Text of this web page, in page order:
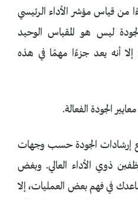
من قياس مؤشر الأداء الرئيسي
ليس هو المقياس الوحيد
إلا أنه يعد جزءًا مهمًا في هذه
الجودة الفعالة.
إرشادات الجودة حسب وجهات
ذوي الأداء العالي. وبغض
في فهم بعض العمليات، إلا